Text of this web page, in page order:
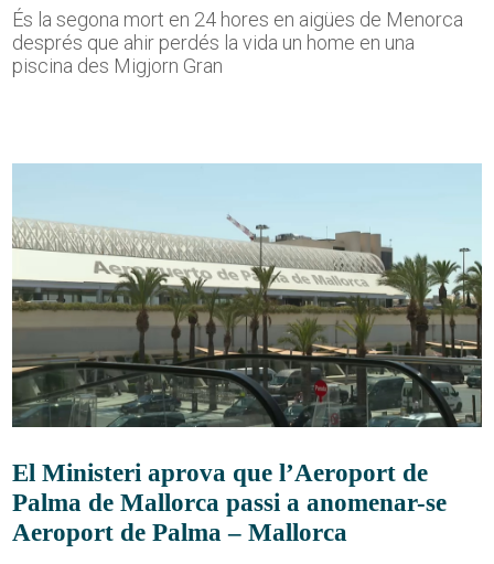
És la segona mort en 24 hores en aigües de Menorca
després que ahir perdés la vida un home en una
piscina des Migjorn Gran
El Ministeri aprova que l’Aeroport de
Palma de Mallorca passi a anomenar-se
Aeroport de Palma – Mallorca